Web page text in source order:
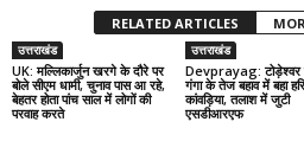
RELATED ARTICLES
उत्तराखंड
UK: मल्लिकार्जुन खरगे के दौरे पर
बोले सीएम धामी, चुनाव पास आ रहे,
बेहतर होता पांच साल में लोगों की
परवाह करते
उत्तराखंड
Devprayag: टोड़ेश्वर
गंगा के तेज बहाव में बहा
कांवड़िया, तलाश में जुटी
एसडीआरएफ